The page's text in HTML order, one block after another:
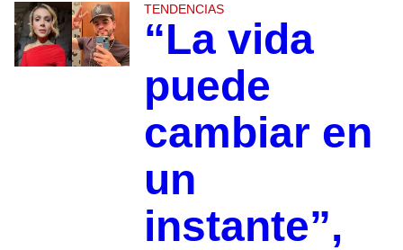
TENDENCIAS
“La vida
puede
cambiar en
un
instante”,